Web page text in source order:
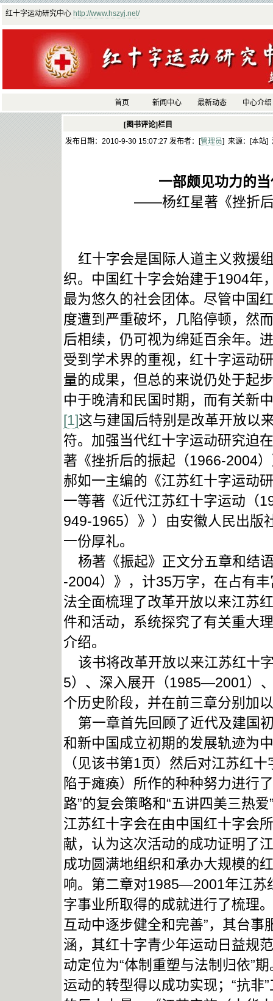
红十字运动研究中心 http://www.hszyj.net/
首页 新闻中心 最新动态 中心介绍
[图书评论]栏目
发布日期：2010-9-30 15:07:27 发布者：[管理员] 来源：[本站]
一部颇见功力的
——杨红星著《挫折
红十字会是国际人道主义救援
织。中国红十字会始建于1904年
最为悠久的社会团体。尽管中国
度遭到严重破坏，几陷停顿，然
后相续，仍可视为绵延百余年。
受到学术界的重视，红十字运动
量的成果，但总的来说仍处于起
中于晚清和民国时期，而有关新
[1]这与建国后特别是改革开放以
符。加强当代红十字运动研究迫
著《挫折后的振起（1966-2004
郝如一主编的《江苏红十字运动
一等著《近代江苏红十字运动（
949-1965）》）由安徽人民出版
一份厚礼。
杨著《振起》正文分五章和结
-2004）》，计35万字，在占有
法全面梳理了改革开放以来江苏
件和活动，系统探究了有关重大
介绍。
该书将改革开放以来江苏红十
5）、深入展开（1985—2001）
个历史阶段，并在前三章分别加
第一章首先回顾了近代及建国
和新中国成立初期的发展轨迹为
（见该书第1页）然后对江苏红
陷于瘫痪）所作的种种努力进行
路”的复会策略和“五讲四美三热
江苏红十字会在由中国红十字会
献，认为这次活动的成功证明了
成功圆满地组织和承办大规模的
响。第二章对1985—2001年江苏
字事业所取得的成就进行了梳理
互动中逐步健全和完善”，其台事
涵，其红十字青少年运动日益规
动定位为“体制重塑与法制归依”
运动的转型得以成功实现；“抗非